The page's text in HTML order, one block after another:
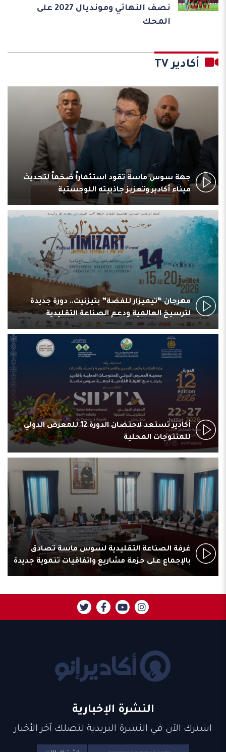
نصف النهائي ومونديال 2027 على
المحك
أكادير TV
جهة سوس ماسة تقود استثماراً ضخماً لتحديث
ميناء أكادير وتعزيز جاذبيته اللوجستية
مهرجان “تيميزار للفضة” بتيزنيت.. دورة جديدة
لترسيخ العالمية ودعم الصناعة التقليدية
أكادير تستعد لاحتضان الدورة 12 للمعرض الدولي
للمنتوجات المحلية
غرفة الصناعة التقليدية لسوس ماسة تصادق
بالإجماع على حزمة مشاريع واتفاقيات تنموية جديدة
النشرة الإخبارية
اشترك الآن في النشرة البريدية لتصلك آخر الأخبار